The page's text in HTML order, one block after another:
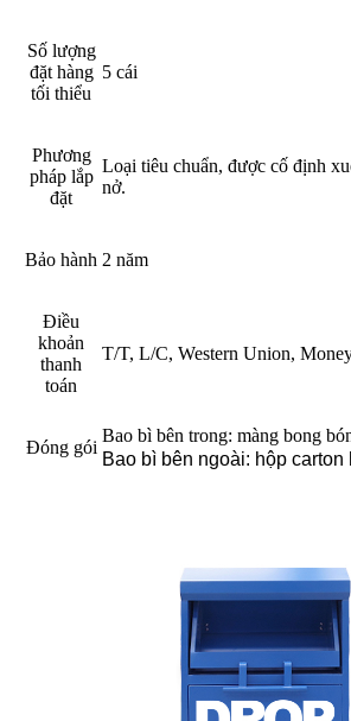
Số lượng
đặt hàng
tối thiểu
5 cái
Phương
pháp lắp
đặt
Loại tiêu chuẩn, được cố định
nở.
Bảo hành 2 năm
Điều
khoản
thanh
toán
T/T, L/C, Western Union,
Đóng gói
Bao bì bên trong: màng bong
Bao bì bên ngoài: hộp carton